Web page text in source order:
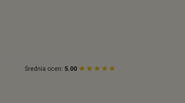
Średnia ocen: 5.00